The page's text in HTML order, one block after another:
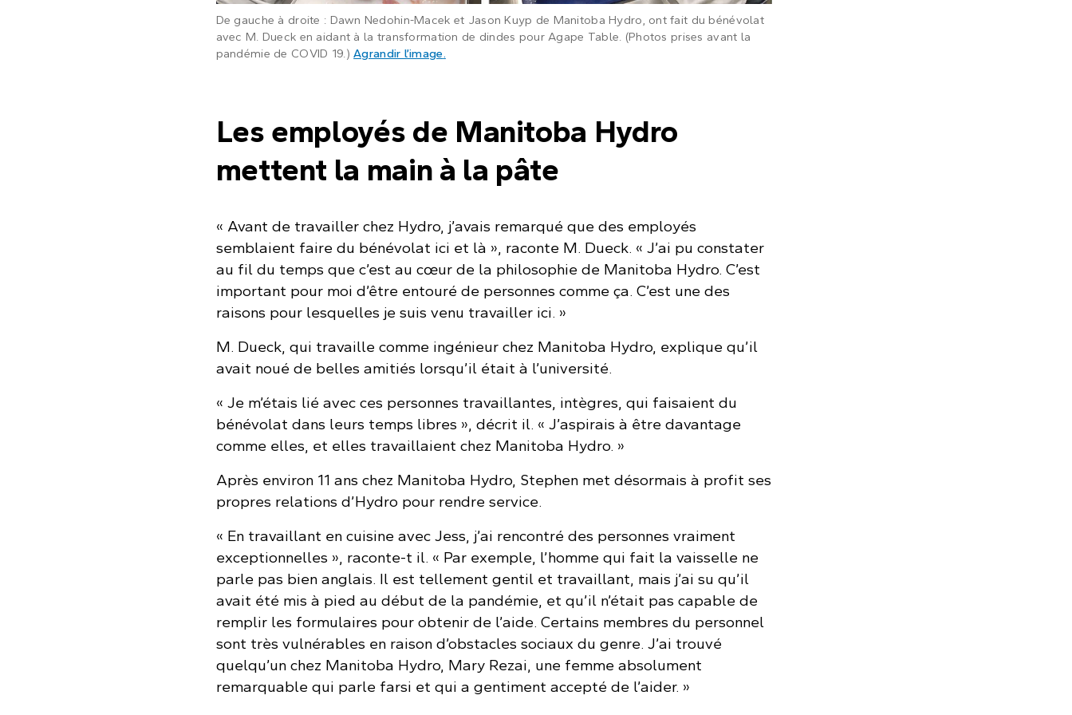
De gauche à droite : Dawn Nedohin-Macek et Jason Kuyp de Manitoba Hydro, ont fait du bénévolat
avec M. Dueck en aidant à la transformation de dindes pour Agape Table. (Photos prises avant la
pandémie de COVID 19.) Agrandir l’image.
Les employés de Manitoba Hydro
mettent la main à la pâte
« Avant de travailler chez Hydro, j’avais remarqué que des employés
semblaient faire du bénévolat ici et là », raconte M. Dueck. « J’ai pu constater
au fil du temps que c’est au cœur de la philosophie de Manitoba Hydro. C’est
important pour moi d’être entouré de personnes comme ça. C’est une des
raisons pour lesquelles je suis venu travailler ici. »
M. Dueck, qui travaille comme ingénieur chez Manitoba Hydro, explique qu’il
avait noué de belles amitiés lorsqu’il était à l’université.
« Je m’étais lié avec ces personnes travaillantes, intègres, qui faisaient du
bénévolat dans leurs temps libres », décrit il. « J’aspirais à être davantage
comme elles, et elles travaillaient chez Manitoba Hydro. »
Après environ 11 ans chez Manitoba Hydro, Stephen met désormais à profit ses
propres relations d’Hydro pour rendre service.
« En travaillant en cuisine avec Jess, j’ai rencontré des personnes vraiment
exceptionnelles », raconte-t il. « Par exemple, l’homme qui fait la vaisselle ne
parle pas bien anglais. Il est tellement gentil et travaillant, mais j’ai su qu’il
avait été mis à pied au début de la pandémie, et qu’il n’était pas capable de
remplir les formulaires pour obtenir de l’aide. Certains membres du personnel
sont très vulnérables en raison d’obstacles sociaux du genre. J’ai trouvé
quelqu’un chez Manitoba Hydro, Mary Rezai, une femme absolument
remarquable qui parle farsi et qui a gentiment accepté de l’aider. »